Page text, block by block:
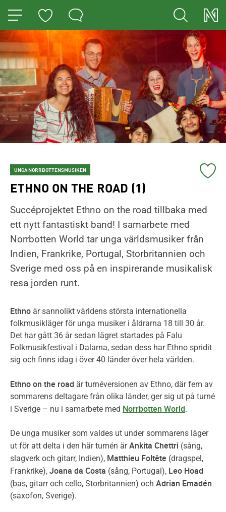
HOPPA TILL NAVIGERINGEN
HOPPA TILL INNEHÅLLET
UNGA NORRBOTTENSMUSIKEN
ETHNO ON THE ROAD (1)
Lägg
till
till
har
nu
0
sparade
konserter
Succéprojektet Ethno on the road tillbaka med
ett nytt fantastiskt band! I samarbete med
Norrbotten World tar unga världsmusiker från
Indien, Frankrike, Portugal, Storbritannien och
Sverige med oss på en inspirerande musikalisk
resa jorden runt.
Ethno är sannolikt världens största internationella
folkmusikläger för unga musiker i åldrarna 18 till 30 år.
Det har gått 36 år sedan lägret startades på Falu
Folkmusikfestival i Dalarna, sedan dess har Ethno spridit
sig och finns idag i över 40 länder över hela världen.
Ethno on the road är turnéversionen av Ethno, där fem av
sommarens deltagare från olika länder, ger sig ut på turné
i Sverige – nu i samarbete med Norrbotten World.
De unga musiker som valdes ut under sommarens läger
ut för att delta i den här turnén ärAnkita Chettri (sång,
slagverk och gitarr, Indien), Matthieu Foltête (dragspel,
Frankrike), Joana da Costa (sång, Portugal), Leo Hoad
(bas, gitarr och cello, Storbritannien) och Adrian Emadén
(saxofon, Sverige).